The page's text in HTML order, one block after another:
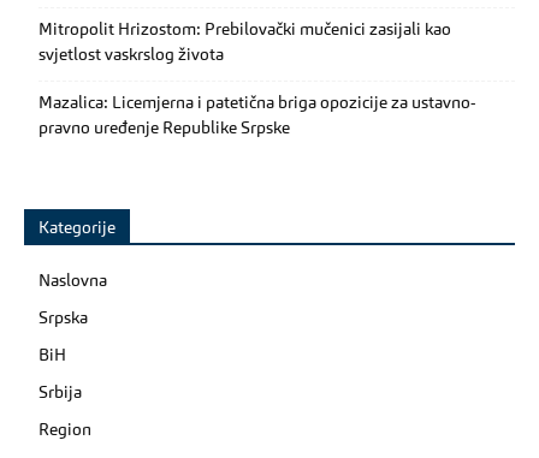
Mitropolit Hrizostom: Prebilovački mučenici zasijali kao
svjetlost vaskrslog života
Mazalica: Licemjerna i patetična briga opozicije za ustavno-
pravno uređenje Republike Srpske
Kategorije
Naslovna
Srpska
BiH
Srbija
Region